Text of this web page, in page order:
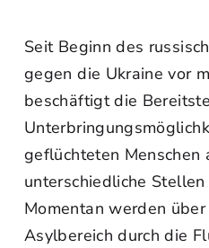
Seit Beginn des
gegen die Ukraine vor
beschäftigt die
geflüchteten Menschen
unterschiedliche
Momentan werden
Asylbereich durch die